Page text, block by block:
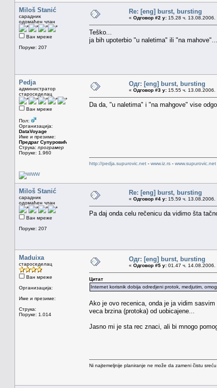
Miloš Stanić
сарадник
одомаћен члан
Ван мреже
Поруке: 207
Re: [eng] burst, bursting
« Одговор #2 у: 15.28 ч. 13.08.2006.
Teško...
ja bih upoterbio "u naletima" ili "na mahove"...
Pedja
администратор
староседелац
Ван мреже
Пол:
Организација:
DataVoyage
Име и презиме:
Предраг Супуровић
Струка: програмер
Поруке: 1.960
Одг: [eng] burst, bursting
« Одговор #3 у: 15.55 ч. 13.08.2006.
Da da, "u naletima" i "na mahgove" vise
http://pedja.supurovic.net - www.iz.rs - www.supurovic.net
Miloš Stanić
сарадник
одомаћен члан
Ван мреже
Поруке: 207
Re: [eng] burst, bursting
« Одговор #4 у: 15.59 ч. 13.08.2006.
Pa daj onda celu rečenicu da vidimo šta
Maduixa
староседелац
Ван мреже
Организација:
Име и презиме:
Струка:
Поруке: 1.014
Одг: [eng] burst, bursting
« Одговор #5 у: 01.47 ч. 14.08.2006.
Цитат
Internet korisnik dobija odredjeni protok, medjutim,
Ako je ovo recenica, onda je ja vidim
veca brzina (protoka) od uobicajene...
Jasno mi je sta rec znaci, ali bi mnogo
Ni najtemeljnije planiranje ne može da zameni čistu